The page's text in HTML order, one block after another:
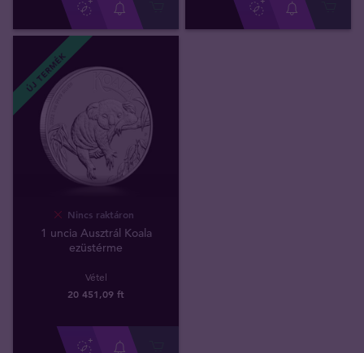
ÚJ TERMÉK
Nincs raktáron
1 uncia Ausztrál Koala
ezüstérme
Vétel
20 451,09 ft